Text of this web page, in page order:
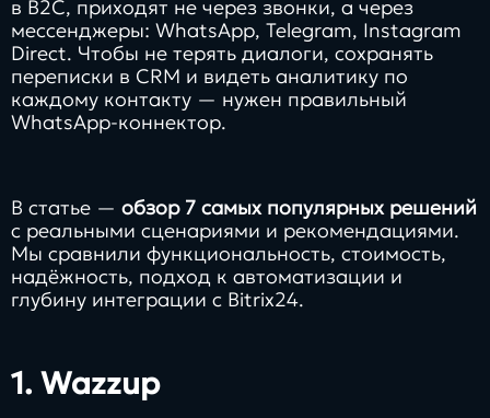
в B2C, приходят не через звонки, а через
мессенджеры: WhatsApp, Telegram, Instagram
Direct. Чтобы не терять диалоги, сохранять
переписки в CRM и видеть аналитику по
каждому контакту — нужен правильный
WhatsApp‑коннектор.
В статье — обзор 7 самых популярных решений
с реальными сценариями и рекомендациями.
Мы сравнили функциональность, стоимость,
надёжность, подход к автоматизации и
глубину интеграции с Bitrix24.
1. Wazzup